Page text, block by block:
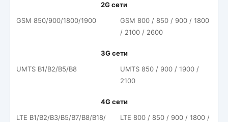
2G сети
GSM 850/​900/​1800/​1900
GSM 800 / 850 / 900 / 1800
/ 2100 / 2600
3G сети
UMTS B1/​B2/​B5/​B8
UMTS 850 / 900 / 1900 /
2100
4G сети
LTE B1/​B2/​B3/​B5/​B7/​B8/​B18/​
LTE 800 / 850 / 900 / 1800 /